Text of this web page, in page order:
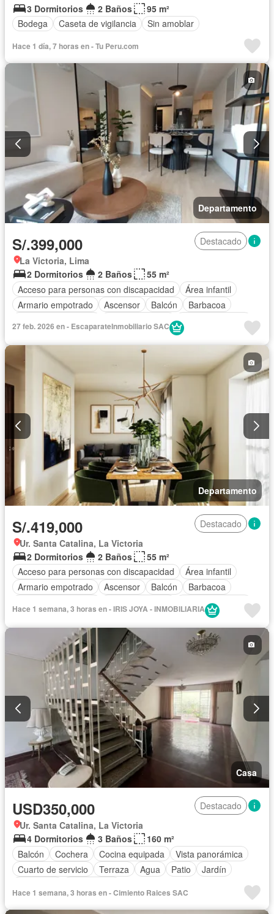
3 Dormitorios
2 Baños
95 m²
Bodega
Caseta de vigilancia Sin amoblar
Hace 1 día, 7 horas en - Tu Peru.com
Departamento
S/.399,000
Destacado
La Victoria, Lima
2 Dormitorios
2 Baños
55 m²
Acceso para personas con discapacidad
Área infantil
Armario empotrado
Ascensor Balcón
Barbacoa
Cocina equipada
Gas natural Internet
Piscina Terraza
Vista panorámica
Wifi
Parcialmente amoblado
27 feb. 2026 en - EscaparateInmobiliario SAC
Departamento
S/.419,000
Destacado
Ur. Santa Catalina, La Victoria
2 Dormitorios
2 Baños
55 m²
Acceso para personas con discapacidad
Área infantil
Armario empotrado
Ascensor Balcón
Barbacoa
Cocina equipada
Jardín
Piscina Vigilante Seguridad
Terraza
Vista panorámica
Parcialmente amoblado
Hace 1 semana, 3 horas en - IRIS JOYA - INMOBILIARIA
Casa
USD350,000
Destacado
Ur. Santa Catalina, La Victoria
4 Dormitorios
3 Baños
160 m²
Balcón
Cochera Cocina equipada
Vista panorámica
Cuarto de servicio
Terraza Agua Patio
Jardín
Hace 1 semana, 3 horas en - Cimiento Raices SAC